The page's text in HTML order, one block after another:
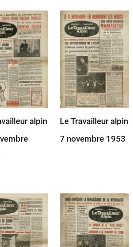
alpin
Le Travailleur alpin
7 novembre 1953